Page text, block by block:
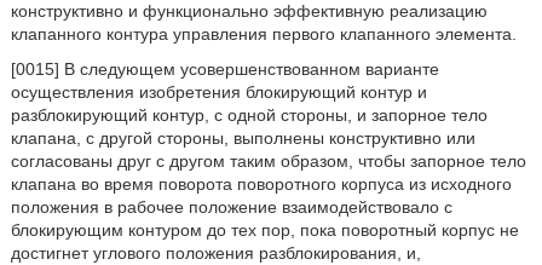
конструктивно и функционально эффективную реализацию
клапанного контура управления первого клапанного элемента.
[0015] В следующем усовершенствованном варианте
осуществления изобретения блокирующий контур и
разблокирующий контур, с одной стороны, и запорное тело
клапана, с другой стороны, выполнены конструктивно или
согласованы друг с другом таким образом, чтобы запорное тело
клапана во время поворота поворотного корпуса из исходного
положения в рабочее положение взаимодействовало с
блокирующим контуром до тех пор, пока поворотный корпус не
достигнет углового положения разблокирования, и,